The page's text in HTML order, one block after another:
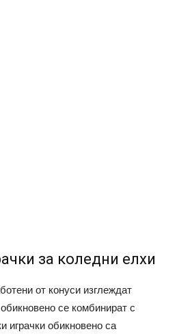
за коледни елхи
от конуси изглеждат
се комбинират с
играчки обикновено са